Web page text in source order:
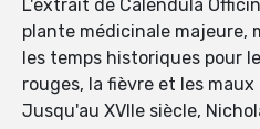
L'extrait de Calendula
plante médicinale majeure,
les temps historiques pour
rouges, la fièvre et les
Jusqu'au XVIIe siècle,